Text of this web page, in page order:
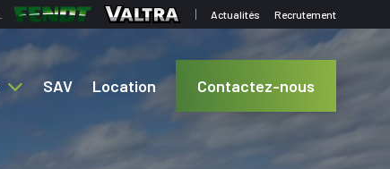
Top
Menu
Actualités Recrutement
SAV Location Contactez-nous